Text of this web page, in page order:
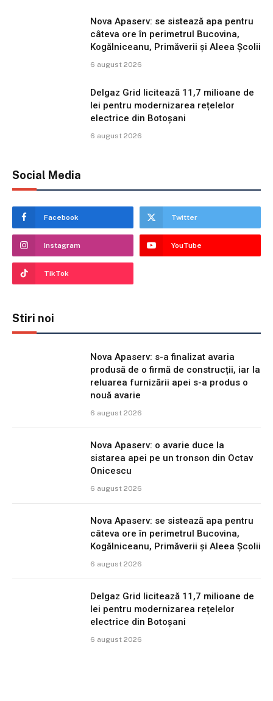
Nova Apaserv: se sistează apa pentru
câteva ore în perimetrul Bucovina,
Kogălniceanu, Primăverii și Aleea Școlii
6 august 2026
Delgaz Grid licitează 11,7 milioane de
lei pentru modernizarea rețelelor
electrice din Botoșani
6 august 2026
Social Media
Facebook Twitter
Instagram YouTube
TikTok
Stiri noi
Nova Apaserv: s-a finalizat avaria
produsă de o firmă de construcții, iar la
reluarea furnizării apei s-a produs o
nouă avarie
6 august 2026
Nova Apaserv: o avarie duce la
sistarea apei pe un tronson din Octav
Onicescu
6 august 2026
Nova Apaserv: se sistează apa pentru
câteva ore în perimetrul Bucovina,
Kogălniceanu, Primăverii și Aleea Școlii
6 august 2026
Delgaz Grid licitează 11,7 milioane de
lei pentru modernizarea rețelelor
electrice din Botoșani
6 august 2026